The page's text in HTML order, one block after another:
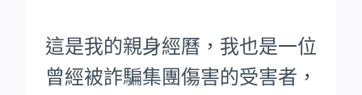
這是我的親身經曆，我也是一位
曾經被詐騙集團傷害的受害者，